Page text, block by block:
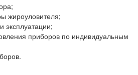
жироуловителя;
эксплуатации;
приборов по индивидуальным